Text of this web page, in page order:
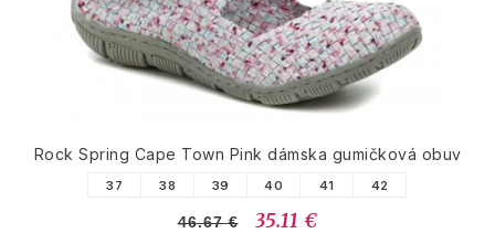
Rock Spring Cape Town Pink dámska gumičková obuv
37 38 39 40 41 42
46.67 € 35.11 €